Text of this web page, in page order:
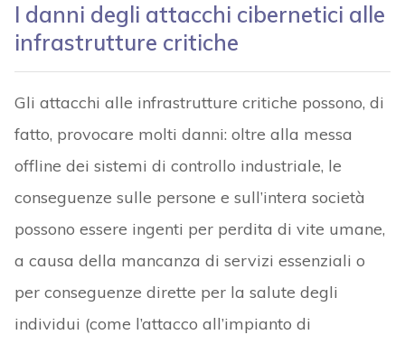
I danni degli attacchi cibernetici alle
infrastrutture critiche
Gli attacchi alle infrastrutture critiche possono, di
fatto, provocare molti danni: oltre alla messa
offline dei sistemi di controllo industriale, le
conseguenze sulle persone e sull’intera società
possono essere ingenti per perdita di vite umane,
a causa della mancanza di servizi essenziali o
per conseguenze dirette per la salute degli
individui (come l’attacco all’impianto di